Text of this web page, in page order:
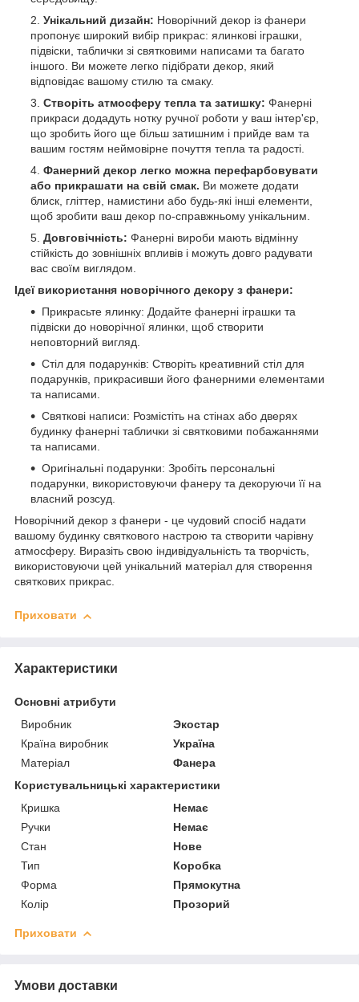
Унікальний дизайн: Новорічний декор із фанери
пропонує широкий вибір прикрас: ялинкові іграшки,
підвіски, таблички зі святковими написами та багато
іншого. Ви можете легко підібрати декор, який
відповідає вашому стилю та смаку.
Створіть атмосферу тепла та затишку: Фанерні
прикраси додадуть нотку ручної роботи у ваш інтер'єр,
що зробить його ще більш затишним і прийде вам та
вашим гостям неймовірне почуття тепла та радості.
Фанерний декор легко можна перефарбовувати
або прикрашати на свій смак. Ви можете додати
блиск, гліттер, намистини або будь-які інші елементи,
щоб зробити ваш декор по-справжньому унікальним.
Довговічність: Фанерні вироби мають відмінну
стійкість до зовнішніх впливів і можуть довго радувати
вас своїм виглядом.
Ідеї використання новорічного декору з фанери:
Прикрасьте ялинку: Додайте фанерні іграшки та
підвіски до новорічної ялинки, щоб створити
неповторний вигляд.
Стіл для подарунків: Створіть креативний стіл для
подарунків, прикрасивши його фанерними елементами
та написами.
Святкові написи: Розмістіть на стінах або дверях
будинку фанерні таблички зі святковими побажаннями
та написами.
Оригінальні подарунки: Зробіть персональні
подарунки, використовуючи фанеру та декоруючи її на
власний розсуд.
Новорічний декор з фанери - це чудовий спосіб надати
вашому будинку святкового настрою та створити чарівну
атмосферу. Виразіть свою індивідуальність та творчість,
використовуючи цей унікальний матеріал для створення
святкових прикрас.
Приховати
Характеристики
Основні атрибути
Виробник
Экостар
Країна виробник
Україна
Матеріал
Фанера
Користувальницькі характеристики
Кришка
Немає
Ручки
Немає
Стан
Нове
Тип
Коробка
Форма
Прямокутна
Колір
Прозорий
Приховати
Умови доставки